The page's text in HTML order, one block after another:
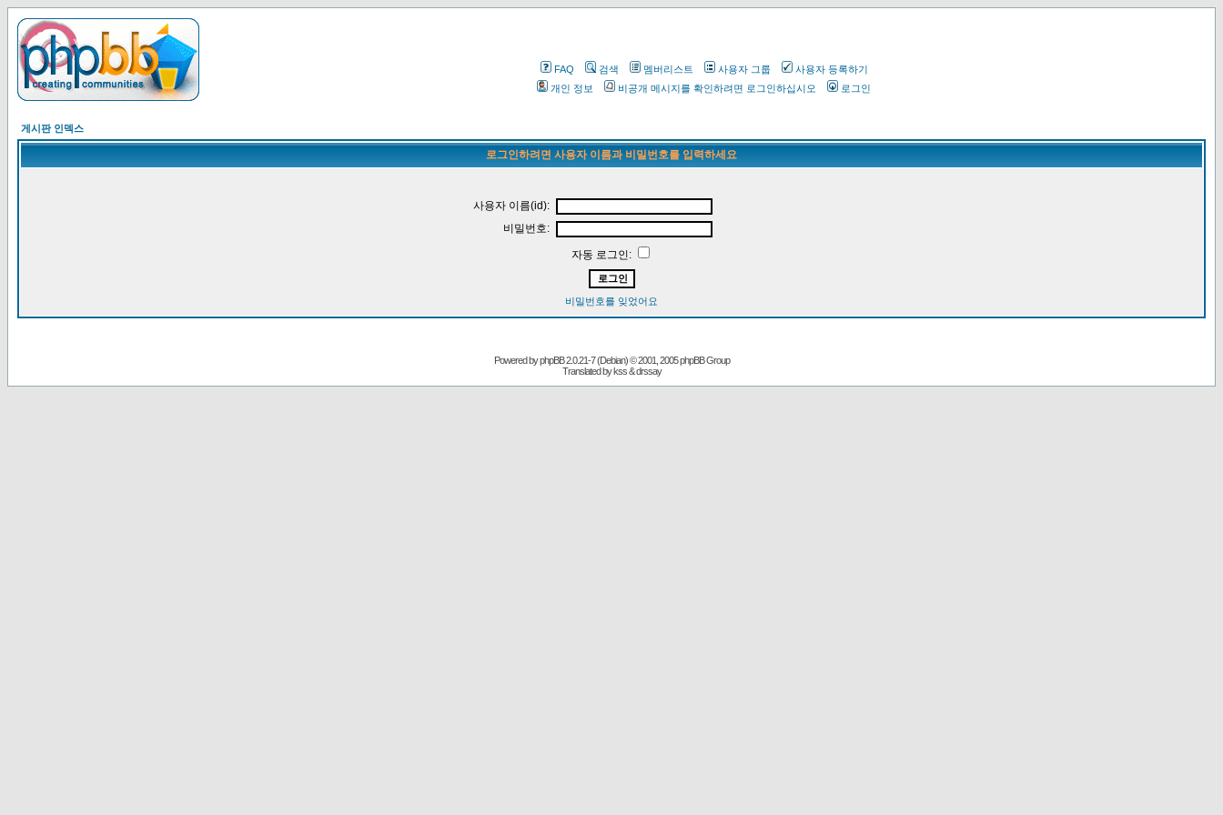
FAQ 검색 멤버리스트 사용자 그룹
사용자 등록하기
개인 정보
비공개 메시지를 확인하려면 로그인하십시오 로그인
게시판 인덱스
로그인하려면 사용자 이름과 비밀번호를 입력하세요
사용자 이름(id):
비밀번호:
자동 로그인:
비밀번호를 잊었어요
Powered byphpBB2.0.21-7 (Debian) © 2001, 2005 phpBB Group
Translated by kss & drssay